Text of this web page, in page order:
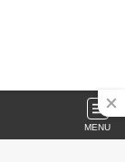
MENU